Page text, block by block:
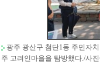
광주 광산구 첨단1동 주민자
주 고려인마을을 탐방했다./사